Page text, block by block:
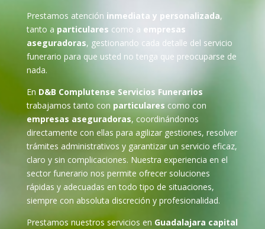
Prestamos atención inmediata y personalizada,
tanto a particulares como a empresas
aseguradoras, gestionando cada detalle del servicio
funerario para que usted no tenga que preocuparse de
nada.
En D&B Complutense Servicios Funerarios
trabajamos tanto con particulares como con
empresas aseguradoras, coordinándonos
directamente con ellas para agilizar gestiones, resolver
trámites administrativos y garantizar un servicio eficaz,
claro y sin complicaciones. Nuestra experiencia en el
sector funerario nos permite ofrecer soluciones
rápidas y adecuadas en todo tipo de situaciones,
siempre con absoluta discreción y profesionalidad.
Prestamos nuestros servicios en Guadalajara capital